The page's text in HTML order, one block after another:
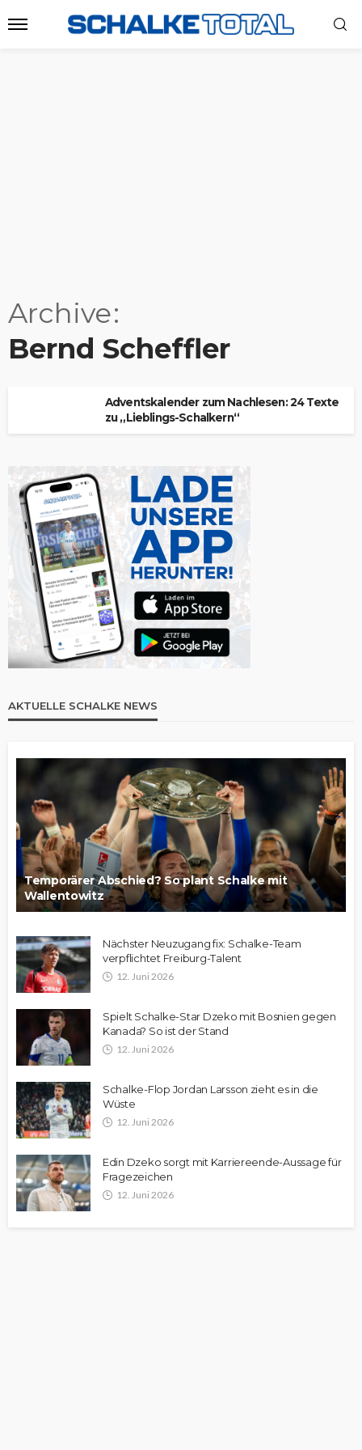
Archive
Bernd Scheffler
Adventskalender zum Nachlesen: 24 Texte
zu „Lieblings-Schalkern“
AKTUELLE SCHALKE NEWS
Temporärer Abschied? So plant Schalke mit
Wallentowitz
Nächster Neuzugang fix: Schalke-Team
verpflichtet Freiburg-Talent
12. Juni 2026
Spielt Schalke-Star Dzeko mit Bosnien gegen
Kanada? So ist der Stand
12. Juni 2026
Schalke-Flop Jordan Larsson zieht es in die
Wüste
12. Juni 2026
Edin Dzeko sorgt mit Karriereende-Aussage für
Fragezeichen
12. Juni 2026